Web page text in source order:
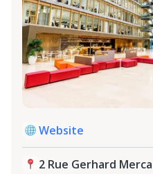
Website
2 Rue Gerhard